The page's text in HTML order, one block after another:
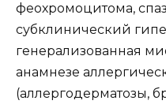
феохромоцитома,
субклинический
генерализованная
анамнезе
(аллергодерматозы,